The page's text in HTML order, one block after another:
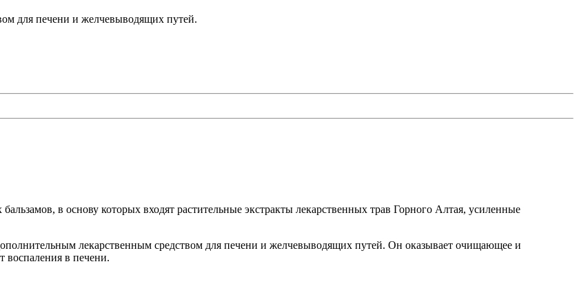
для печени и желчевыводящих путей.
в основу которых входят растительные экстракты лекарственных трав Горного Алтая, усиленные
лекарственным средством для печени и желчевыводящих путей. Он оказывает очищающее и
воспаления в печени.